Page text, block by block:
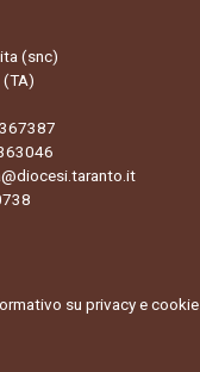
(snc)
su privacy e cookie